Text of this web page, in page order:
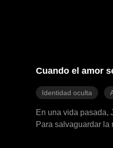
Cuando el amor
Identidad oculta
En una vida pasada,
Para salvaguardar